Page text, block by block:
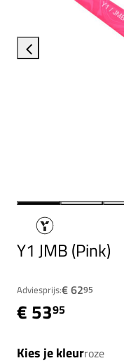
Y1 JMB (Pink)
Adviesprijs:€ 6295
€ 5395
Kies je kleurroze